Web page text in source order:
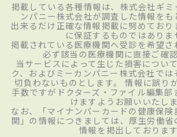
掲載している各種情報は、株式会社ギミ
ンパニー株式会社が調査した情報をも
出来るだけ正確な情報掲載に努めており
に保証するものではありま
掲載されている医療機関へ受診を希望さ
必ず該当の医療機関に直接ご確認
当サービスによって生じた損害につい
ク、およびミーカンパニー株式会社で
切負わないものとします。 情報に誤り
手数ですがドクターズ・ファイル編集部
けますようお願いいたしま
なお、「マイナンバーカードの健康保険
関」の情報につきましては、厚生労働省
情報を掲出しております